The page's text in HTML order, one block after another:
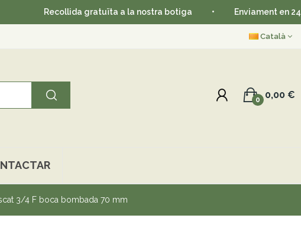
Recollida gratuïta a la nostra botiga • Enviament en 24-48
Català
0,00 €
0
3/4 F boca bombada 70 mm